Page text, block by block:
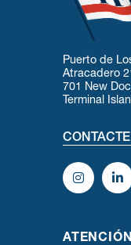
Puerto de
Atracadero
701 New
Terminal